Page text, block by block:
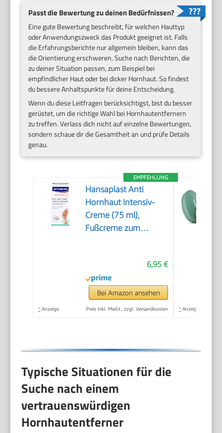
Passt die Bewertung zu deinen Bedürfnissen?
Eine gute Bewertung beschreibt, für welchen Hauttyp
oder Anwendungszweck das Produkt geeignet ist. Falls
die Erfahrungsberichte nur allgemein bleiben, kann das
die Orientierung erschweren. Suche nach Berichten, die
zu deiner Situation passen, zum Beispiel bei
empfindlicher Haut oder bei dicker Hornhaut. So findest
du bessere Anhaltspunkte für deine Entscheidung.
Wenn du diese Leitfragen berücksichtigst, bist du besser
gerüstet, um die richtige Wahl bei Hornhautentfernern
zu treffen. Verlass dich nicht auf einzelne Bewertungen,
sondern schaue dir die Gesamtheit an und prüfe Details
genau.
EMPFEHLUNG
Hansaplast Anti
Hornhaut Intensiv-
Creme (75 ml),
Fußcreme zum
Hornhaut Creme
pflegt sehr trockene
Haut mit Urea
6,95 €
Bei Amazon ansehen
* Anzeige Preis inkl. MwSt., zzgl. Versandkosten * Anzeige
Typische Situationen für die
Suche nach einem
vertrauenswürdigen
Hornhautentferner